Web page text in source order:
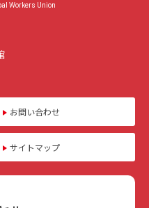
Workers Union
お問い合わせ
サイトマップ